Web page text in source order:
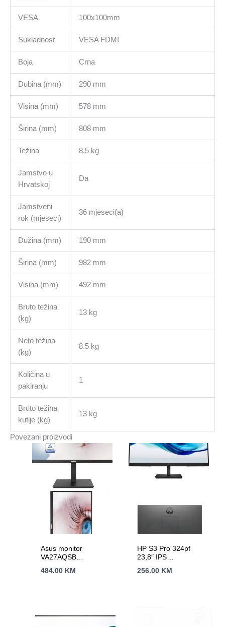
VESA 100x100mm
Sukladnost VESA FDMI
Boja Crna
Dubina (mm) 290 mm
Visina (mm) 578 mm
Širina (mm) 808 mm
Težina 8.5 kg
Jamstvo u
Hrvatskoj
Da
Jamstveni
rok (mjeseci)
36 mjeseci(a)
Dužina (mm) 190 mm
Širina (mm) 982 mm
Visina (mm) 492 mm
Bruto težina
(kg)
13 kg
Neto težina
(kg)
8.5 kg
Količina u
pakiranju
1
Bruto težina
kutije (kg)
13 kg
Povezani proizvodi
Asus monitor
VA27AQSB
2560×1440,
484.00 KM
HP S3 Pro 324pf
23,8″ IPS
godine garancije
256.00 KM